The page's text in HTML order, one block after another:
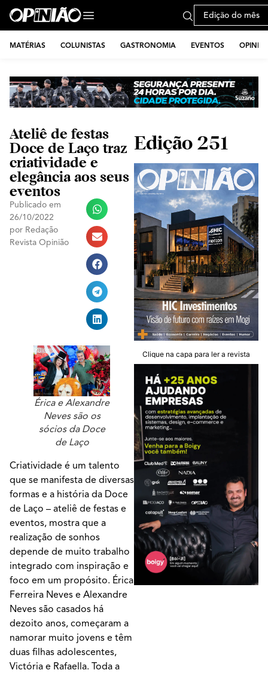
Edição do mês
MATÉRIAS COLUNISTAS GASTRONOMIA EVENTOS
Ateliê de festas
Doce de Laço traz
criatividade e
elegância aos seus
eventos
Publicado em
26/10/2022
por Redação
Revista Opinião
Érica e Alexandre
Neves são os
sócios da Doce
de Laço
Criatividade é um talento
que se manifesta de diversas
formas e a história da Doce
de Laço – ateliê de festas e
eventos, mostra que a
realização de sonhos
depende de muito trabalho
integrado com inspiração e
foco em um propósito. Érica
Ferreira Neves e Alexandre
Neves são casados há
dezoito anos, começaram a
namorar muito jovens e têm
duas filhas adolescentes,
Victória e Rafaella. Toda a
Edição 251
Clique na capa para ler a revista